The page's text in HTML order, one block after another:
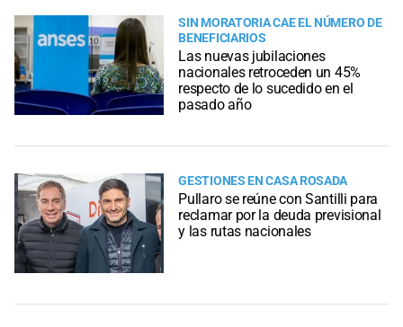
SIN MORATORIA CAE EL NÚMERO DE
BENEFICIARIOS
Las nuevas jubilaciones
nacionales retroceden un 45%
respecto de lo sucedido en el
pasado año
GESTIONES EN CASA ROSADA
Pullaro se reúne con Santilli para
reclamar por la deuda previsional
y las rutas nacionales